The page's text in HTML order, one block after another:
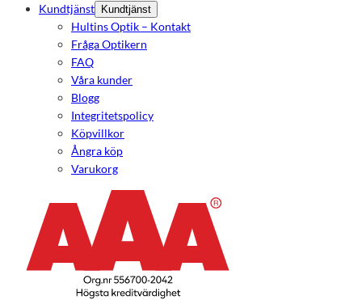
Kundtjänst
Kundtjänst
Hultins Optik – Kontakt
Fråga Optikern
FAQ
Våra kunder
Blogg
Integritetspolicy
Köpvillkor
Ångra köp
Varukorg